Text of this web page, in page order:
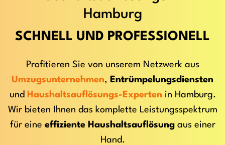
Hamburg
SCHNELL UND PROFESSIONELL
Profitieren Sie von unserem Netzwerk aus
Umzugsunternehmen, Entrümpelungsdiensten
und
Haushaltsauflösungs-Experten in Hamburg.
Wir bieten Ihnen das komplette Leistungsspektrum
für eine effiziente Haushaltsauflösungaus einer
Hand.